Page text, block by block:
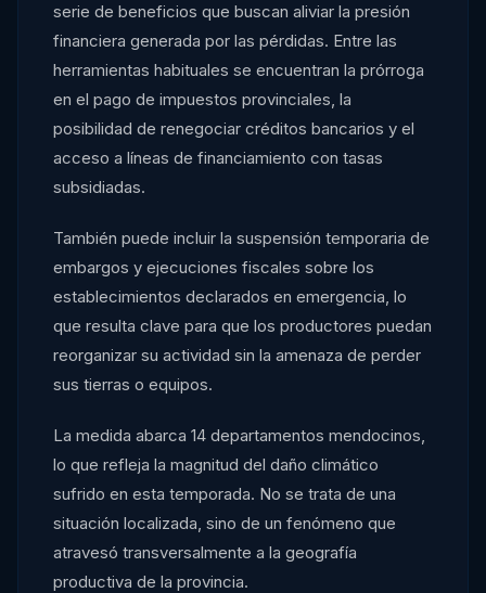
serie de beneficios que buscan aliviar la presión
financiera generada por las pérdidas. Entre las
herramientas habituales se encuentran la prórroga
en el pago de impuestos provinciales, la
posibilidad de renegociar créditos bancarios y el
acceso a líneas de financiamiento con tasas
subsidiadas.
También puede incluir la suspensión temporaria de
embargos y ejecuciones fiscales sobre los
establecimientos declarados en emergencia, lo
que resulta clave para que los productores puedan
reorganizar su actividad sin la amenaza de perder
sus tierras o equipos.
La medida abarca 14 departamentos mendocinos,
lo que refleja la magnitud del daño climático
sufrido en esta temporada. No se trata de una
situación localizada, sino de un fenómeno que
atravesó transversalmente a la geografía
productiva de la provincia.